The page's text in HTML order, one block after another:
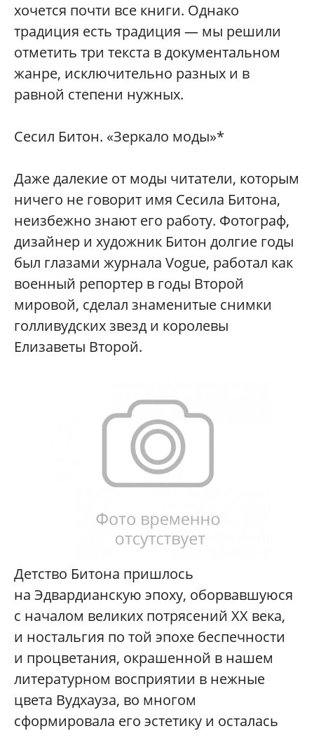
хочется почти все книги. Однако
традиция есть традиция — мы решили
отметить три текста в документальном
жанре, исключительно разных и в
равной степени нужных.
Сесил Битон. «Зеркало моды»*
Даже далекие от моды читатели, которым
ничего не говорит имя Сесила Битона,
неизбежно знают его работу. Фотограф,
дизайнер и художник Битон долгие годы
был глазами журнала Vogue, работал как
военный репортер в годы Второй
мировой, сделал знаменитые снимки
голливудских звезд и королевы
Елизаветы Второй.
Детство Битона пришлось
на Эдвардианскую эпоху, оборвавшуюся
с началом великих потрясений XX века,
и ностальгия по той эпохе беспечности
и процветания, окрашенной в нашем
литературном восприятии в нежные
цвета Вудхауза, во многом
сформировала его эстетику и осталась